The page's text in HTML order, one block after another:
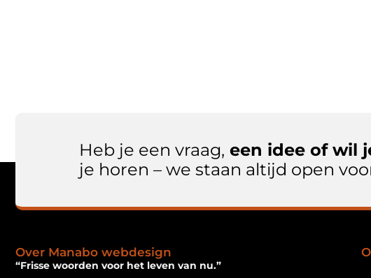
Heb je een vraag, een idee of wil
je horen – we staan altijd open
Over Manabo webdesign
“Frisse woorden voor het leven van nu.”